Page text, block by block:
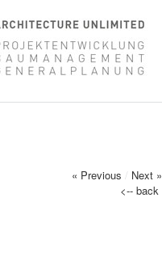
« Previous / Next »
<-- back